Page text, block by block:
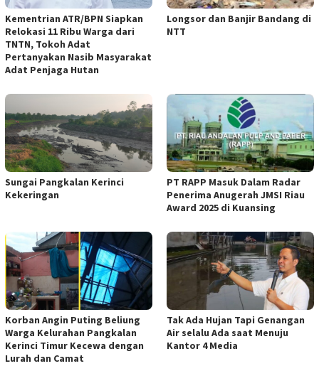
Kementrian ATR/BPN Siapkan
Relokasi 11 Ribu Warga dari
TNTN, Tokoh Adat
Pertanyakan Nasib Masyarakat
Adat Penjaga Hutan
Longsor dan Banjir Bandang di
NTT
Sungai Pangkalan Kerinci
Kekeringan
PT RAPP Masuk Dalam Radar
Penerima Anugerah JMSI Riau
Award 2025 di Kuansing
Korban Angin Puting Beliung
Warga Kelurahan Pangkalan
Kerinci Timur Kecewa dengan
Lurah dan Camat
Tak Ada Hujan Tapi Genangan
Air selalu Ada saat Menuju
Kantor 4 Media